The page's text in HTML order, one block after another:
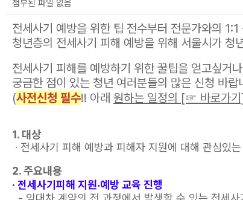
첨부된 파일 없음
전세사기 예방을 위한 팁 전수부터 전문가와의 1:1
청년층의 전세사기 피해 예방을 위해 서울시가 청
전세사기 피해를 예방하기 위한 꿀팁을 얻고싶거
궁금한 점이 있는 청년 여러분들의 많은 신청 바랍
(사전신청 필수!! 아래 원하는 일정의 [☞ 바로가기
1. 대상
· 전세사기 피해 예방과 피해자 지원에 대해 관심있는
2. 주요내용
· 전세사기피해 지원⸳예방 교육 진행